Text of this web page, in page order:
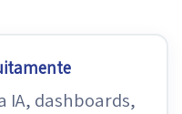
IA, dashboards,